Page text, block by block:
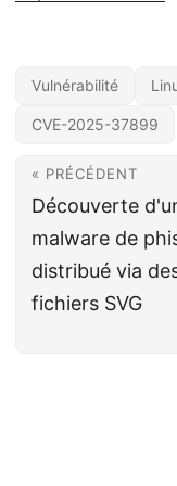
Vulnérabilité
CVE-2025-37899
« PRÉCÉDENT
Découverte
malware de
distribué via
fichiers SVG